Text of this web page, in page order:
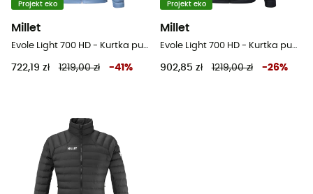
Projekt eko
Millet
722,19 zł 1219,00 zł -41 %
Projekt eko
Millet
902,85 zł 1219,00 zł -26%